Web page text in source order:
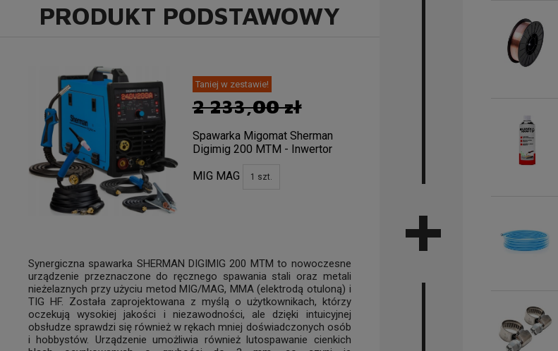
PRODUKT PODSTAWOWY
Taniej w zestawie!
2 233,00 zł
Spawarka Migomat Sherman
Digimig 200 MTM - Inwertor
MIG MAG
1 szt.
Synergiczna spawarka SHERMAN DIGIMIG 200 MTM to nowoczesne
urządzenie przeznaczone do ręcznego spawania stali oraz metali
nieżelaznych przy użyciu metod MIG/MAG, MMA (elektrodą otuloną) i
TIG HF. Została zaprojektowana z myślą o użytkownikach, którzy
oczekują wysokiej jakości i niezawodności, ale dzięki intuicyjnej
obsłudze sprawdzi się również w rękach mniej doświadczonych osób
i hobbystów. Urządzenie umożliwia również lutospawanie cienkich